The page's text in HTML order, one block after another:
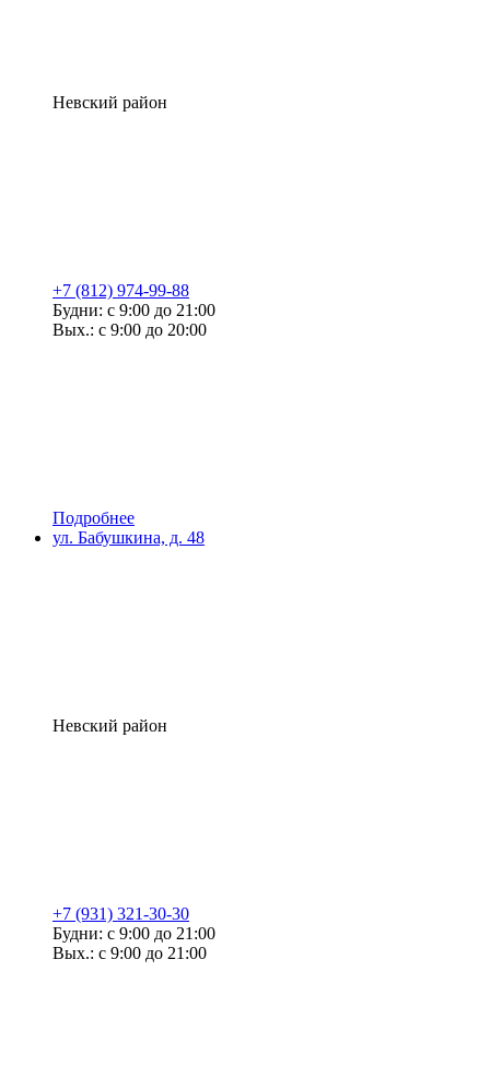
Невский район
+7 (812) 974-99-88
Будни: с 9:00 до 21:00
Вых.: с 9:00 до 20:00
Подробнее
ул. Бабушкина, д. 48
Невский район
+7 (931) 321-30-30
Будни: с 9:00 до 21:00
Вых.: с 9:00 до 21:00